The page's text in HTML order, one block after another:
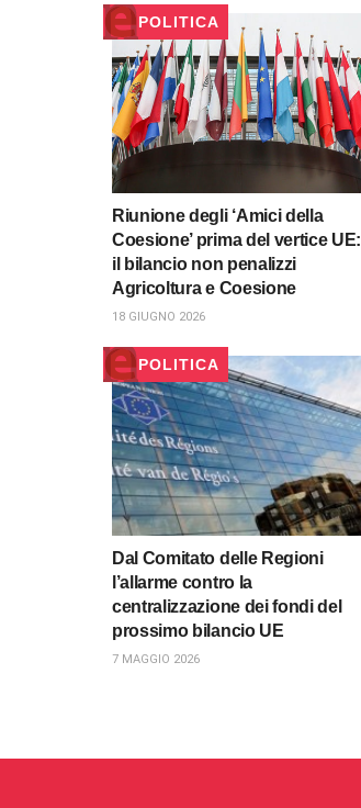
POLITICA
Riunione degli ‘Amici della
Coesione’ prima del vertice UE:
il bilancio non penalizzi
Agricoltura e Coesione
18 GIUGNO 2026
POLITICA
Dal Comitato delle Regioni
l’allarme contro la
centralizzazione dei fondi del
prossimo bilancio UE
7 MAGGIO 2026